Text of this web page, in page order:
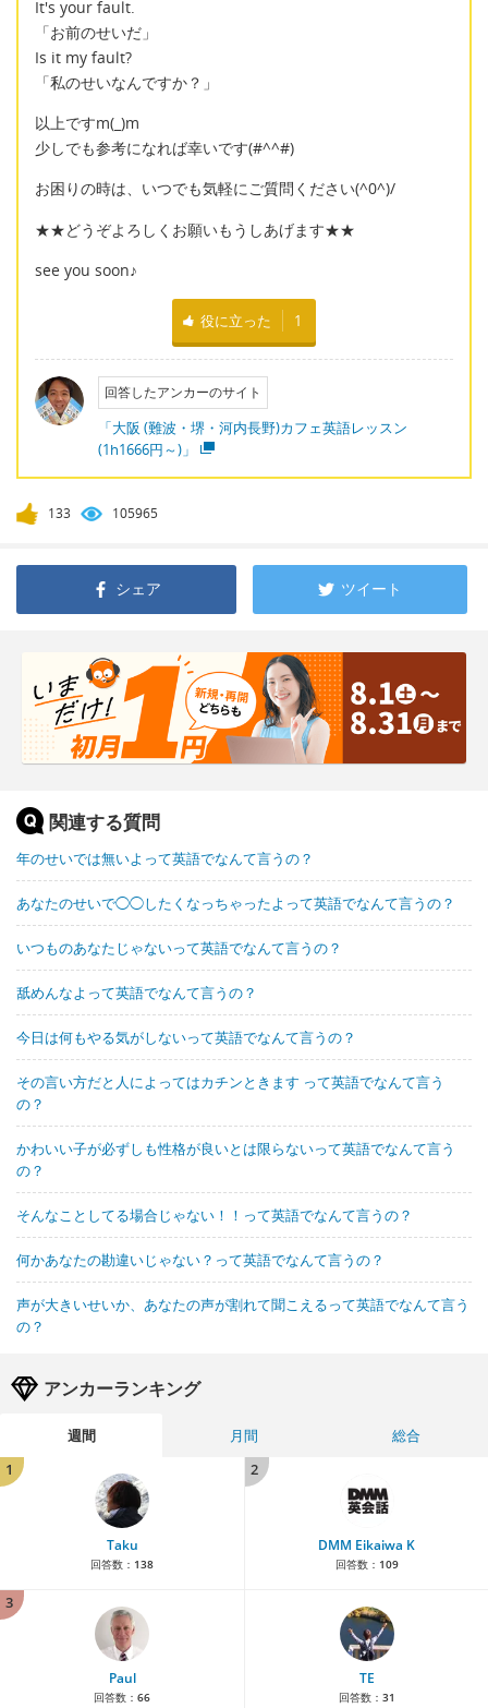
It's your fault.
「お前のせいだ」
Is it my fault?
「私のせいなんですか？」
以上ですm(_)m
少しでも参考になれば幸いです(#^^#)
お困りの時は、いつでも気軽にご質問ください(^0^)/
★★どうぞよろしくお願いもうしあげます★★
see you soon♪
役に立った 1
回答したアンカーのサイト
「大阪 (難波・堺・河内長野)カフェ英語レッスン
(1h1666円～)」
133 105965
シェア ツイート
関連する質問
年のせいでは無いよって英語でなんて言うの？
あなたのせいで◯◯したくなっちゃったよって英語でなんて言うの？
いつものあなたじゃないって英語でなんて言うの？
舐めんなよって英語でなんて言うの？
今日は何もやる気がしないって英語でなんて言うの？
その言い方だと人によってはカチンときます って英語でなんて言う
の？
かわいい子が必ずしも性格が良いとは限らないって英語でなんて言う
の？
そんなことしてる場合じゃない！！って英語でなんて言うの？
何かあなたの勘違いじゃない？って英語でなんて言うの？
声が大きいせいか、あなたの声が割れて聞こえるって英語でなんて言う
の？
アンカーランキング
週間 月間
総合
1
Taku
回答数： 138
2
DMM Eikaiwa K
回答数： 109
3
Paul
回答数： 66
TE
回答数： 31